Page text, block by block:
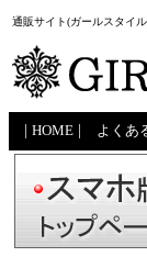
通販サイト(ガールスタイ
HOME よくあ